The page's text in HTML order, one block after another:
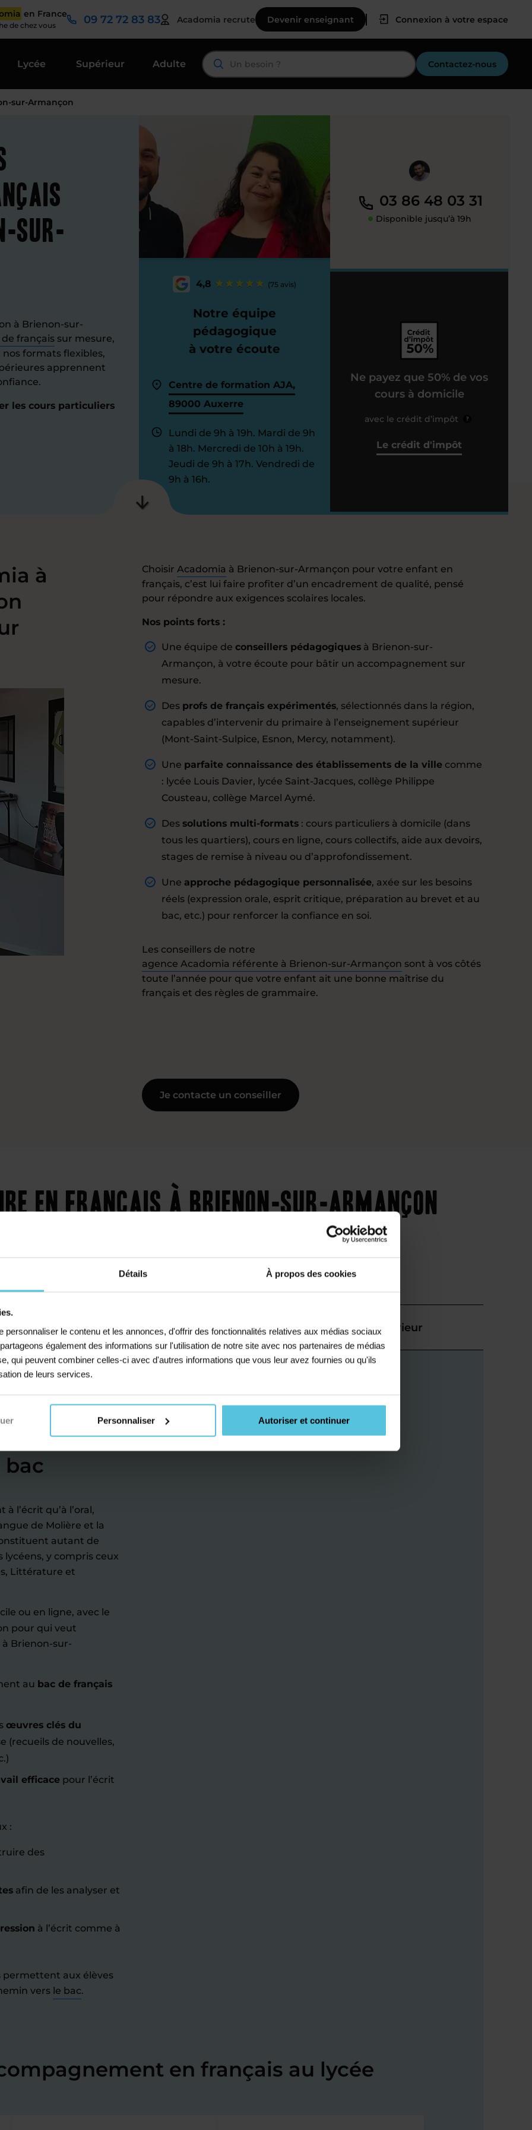
Détails À propos des cookies
personnaliser le contenu et les annonces, d'offrir des fonctionnalités relatives aux médias sociaux
également des informations sur l'utilisation de notre site avec nos partenaires de médias
qui peuvent combiner celles-ci avec d'autres informations que vous leur avez fournies ou qu'ils
de leurs services.
Personnaliser Autoriser et continuer
en France
de chez vous 09 72 72 83 83 Acadomia recrute Devenir enseignant Connexion à votre espace
Lycée Supérieur Adulte Contactez-nous
sur-Armançon
sur-
à Brienon-sur-
français sur mesure,
formats flexibles,
apprennent
les cours particuliers
4,8 (75 avis)
Notre équipe
pédagogique
à votre écoute
Centre de formation AJA,
89000 Auxerre
Lundi de 9h à 19h. Mardi de 9h
à 18h. Mercredi de 10h à 19h.
Jeudi de 9h à 17h. Vendredi de
9h à 16h.
03 86 48 03 31
Disponible jusqu’à 19h
Ne payez que 50% de vos
cours à domicile
avec le crédit d’impôt ?
Le crédit d'impôt
à
Choisir Acadomia à Brienon-sur-Armançon pour votre enfant en
français, c’est lui faire profiter d’un encadrement de qualité, pensé
pour répondre aux exigences scolaires locales.
Nos points forts :
Une équipe de conseillers pédagogiques à Brienon-sur-
Armançon, à votre écoute pour bâtir un accompagnement sur
mesure.
Des profs de français expérimentés, sélectionnés dans la région,
capables d’intervenir du primaire à l’enseignement supérieur
(Mont-Saint-Sulpice, Esnon, Mercy, notamment).
Une parfaite connaissance des établissements de la ville comme
: lycée Louis Davier, lycée Saint-Jacques, collège Philippe
Cousteau, collège Marcel Aymé.
Des solutions multi-formats : cours particuliers à domicile (dans
tous les quartiers), cours en ligne, cours collectifs, aide aux devoirs,
stages de remise à niveau ou d’approfondissement.
Une approche pédagogique personnalisée, axée sur les besoins
réels (expression orale, esprit critique, préparation au brevet et au
bac, etc.) pour renforcer la confiance en soi.
Les conseillers de notre
agence Acadomia référente à Brienon-sur-Armançon sont à vos côtés
toute l’année pour que votre enfant ait une bonne maîtrise du
français et des règles de grammaire.
Je contacte un conseiller
en français à Brienon-sur-Armançon
Collège Primaire Supérieur
à la
bac
l’écrit qu’à l’oral,
de Molière et la
autant de
y compris ceux
Littérature et
ou en ligne, avec le
pour qui veut
à Brienon-sur-
au bac de français
œuvres clés du
(recueils de nouvelles,
efficace pour l’écrit
:
des
afin de les analyser et
à l’écrit comme à
permettent aux élèves
vers le bac.
en français au lycée